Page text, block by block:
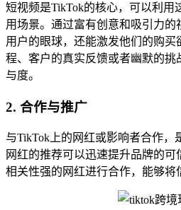
短视频是TikTok的核心，可以利用
用场景。通过富有创意和吸引力的
用户的眼球，还能激发他们的购
程、客户的真实反馈或者幽默的
与度。
2. 合作与推广
与TikTok上的网红或影响者合作，
网红的推荐可以迅速提升品牌的
相关性强的网红进行合作，能够将